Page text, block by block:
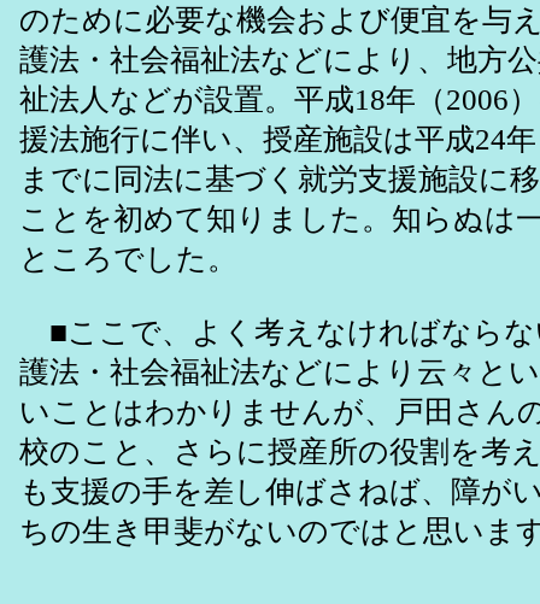
のために必要な機会および便宜を与
護法・社会福祉法などにより、地方
祉法人などが設置。平成18年（2006
援法施行に伴い、授産施設は平成24
までに同法に基づく就労支援施設に
ことを初めて知りました。知らぬは
ところでした。
■ここで、よく考えなければならな
護法・社会福祉法などにより云々と
いことはわかりませんが、戸田さん
校のこと、さらに授産所の役割を考
も支援の手を差し伸ばさねば、障が
ちの生き甲斐がないのではと思いま